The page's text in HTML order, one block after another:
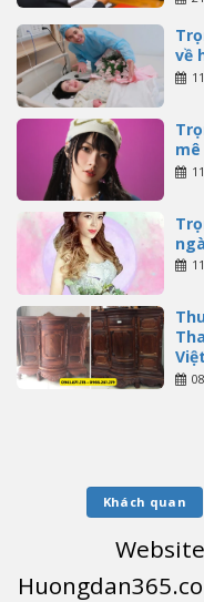
về
mê
Khách quan